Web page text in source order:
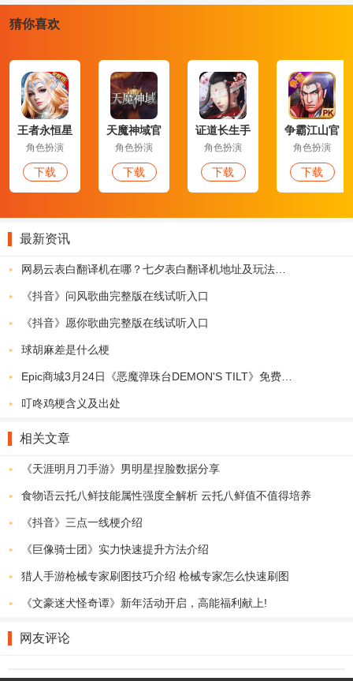
百妖传奇手游特色：
1、大型的团战经历，自由的发挥，尽享神兵打造的魅力带来；
爽；
3、大型的战斗形态，给人前所未有的感官刺激，结合了非凡的酸
爽。
3、各种的操作，细节的使用，联合能力的扩散，让人心情激荡的开
启。
百妖传奇手游玩法：
座。
3、梦幻般的场景，犹如进入一个唯美的仙境，享受十分美妙的冒
险。
猜你喜欢
王者永恒星
耀版
角色扮演
下载
天魔神域官
网版
角色扮演
下载
证道长生手
游
角色扮演
下载
争霸江山官
网版
角色扮演
下载
最新资讯
《抖音》问风歌曲完整版在线试听入口
《抖音》愿你歌曲完整版在线试听入口
球胡麻差是什么梗
叮咚鸡梗含义及出处
相关文章
《天涯明月刀手游》男明星捏脸数据分享
食物语云托八鲜技能属性强度全解析 云托八鲜值不值得培养
《抖音》三点一线梗介绍
《巨像骑士团》实力快速提升方法介绍
猎人手游枪械专家刷图技巧介绍 枪械专家怎么快速刷图
《文豪迷犬怪奇谭》新年活动开启，高能福利献上!
网友评论